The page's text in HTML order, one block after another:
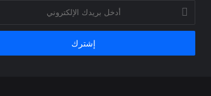
أدخل
بريدك
الإلكتروني